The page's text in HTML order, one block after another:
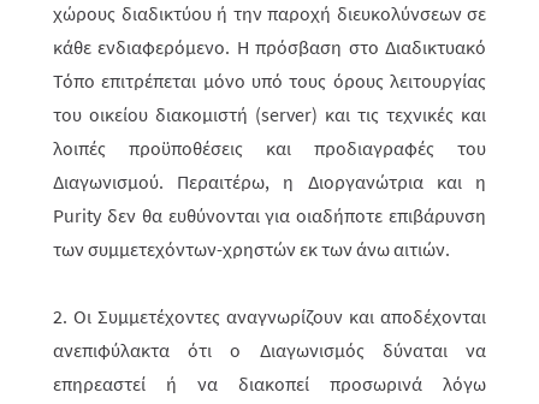
χώρους διαδικτύου ή την παροχή διευκολύνσεων σε
κάθε ενδιαφε­ρόμενο. Η πρόσβαση στο Διαδικτυ­α­κό
Τόπο επιτρέπεται μόνο υπό τους όρους λειτουργίας
του οικείου διακομιστή (server) και τις τεχνικές και
λοιπές προϋπο­θέ­σεις και προ­δια­γραφές του
Διαγωνισμού. Περαιτέρω, η Διοργανώτρια και η
Purity δεν θα ευθύ­νονται για οιαδήποτε επιβάρυνση
των συμμετεχόντων-χρηστών εκ των άνω αιτιών.
2. Οι Συμμετέχοντες αναγνωρίζουν και αποδέχονται
ανεπιφύλακτα ότι ο Διαγω­νισμός δύναται να
επηρεαστεί ή να διακοπεί προσωρινά λόγω